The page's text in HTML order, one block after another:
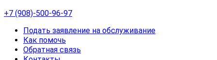
+7 (908)-500-96-97
Подать заявление на обслуживание
Как помочь
Обратная связь